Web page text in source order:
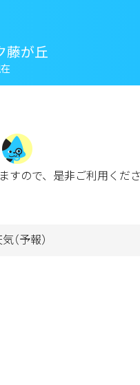
藤が丘
すので、是非ご利用くださ
気（予報）